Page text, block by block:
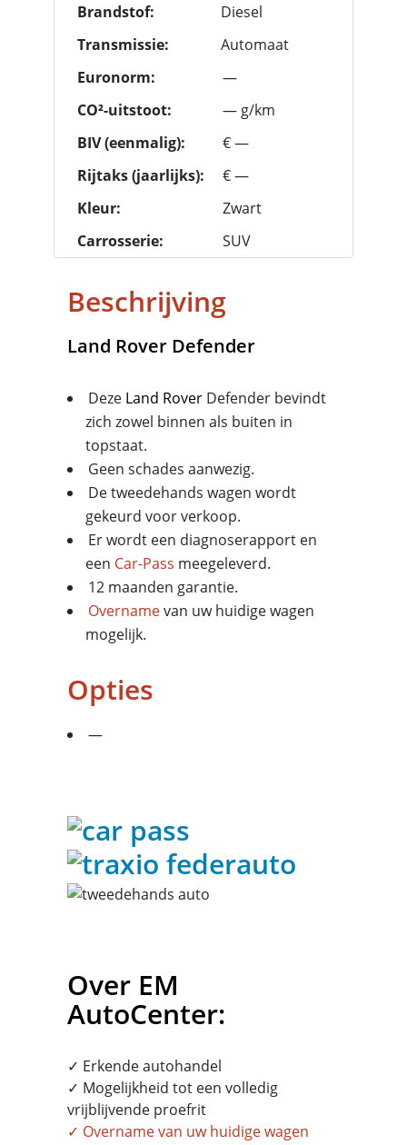
Brandstof:
Diesel
Transmissie:
Automaat
Euronorm:
—
CO²-uitstoot:
— g/km
BIV (eenmalig):
€ —
Rijtaks (jaarlijks):
€ —
Kleur:
Zwart
Carrosserie:
SUV
Beschrijving
Land Rover Defender
Deze Land Rover Defender bevindt
zich zowel binnen als buiten in
topstaat.
Geen schades aanwezig.
De tweedehands wagen wordt
gekeurd voor verkoop.
Er wordt een diagnoserapport en
een Car-Pass meegeleverd.
12 maanden garantie.
Overnamevan uw huidige wagen
mogelijk.
Opties
—
Over EM
AutoCenter:
✓ Erkende autohandel
✓ Mogelijkheid tot een volledig
vrijblijvende proefrit
✓ Overnamevan uw huidige wagen